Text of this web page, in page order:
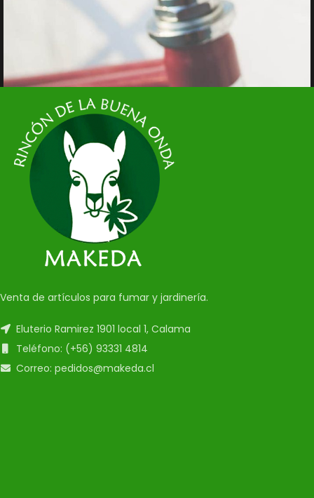
Netus eu mollis hac dignis
Venta de artículos para fumar y jardinería.
Eluterio Ramirez 1901 local 1, Calama
Teléfono: (+56) 93331 4814
Correo: pedidos@makeda.cl